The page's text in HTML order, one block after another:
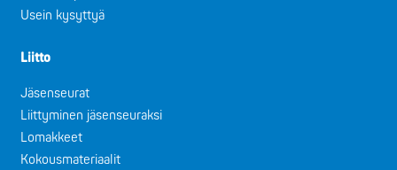
Usein kysyttyä
Liitto
Jäsenseurat
Liittyminen jäsenseuraksi
Lomakkeet
Kokousmateriaalit